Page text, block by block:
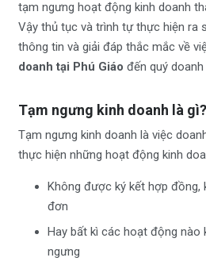
tạm ngưng hoạt động kinh doanh
Vậy thủ tục và trình tự thực hiện ra
thông tin và giải đáp thắc mắc về
doanh tại Phú Giáo đến quý doanh
Tạm ngưng kinh doanh là gì?
Tạm ngưng kinh doanh là việc
thực hiện những hoạt động kinh
Không được ký kết hợp đồng,
đơn
Hay bất kì các hoạt động nào
ngưng